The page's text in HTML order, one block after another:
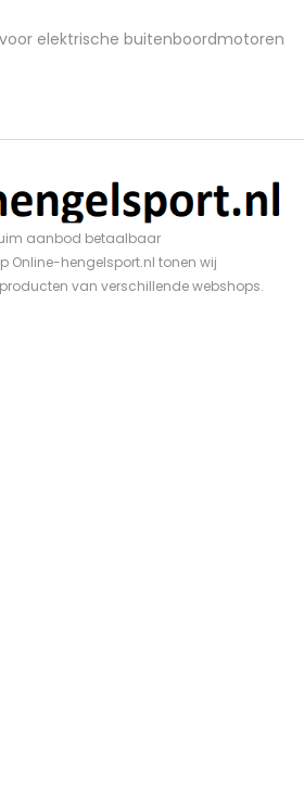
aanbod betaalbaar
Online-hengelsport.nl tonen wij
van verschillende webshops.